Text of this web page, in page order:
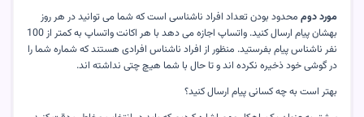
مورد دوم محدود بودن تعداد افراد ناشناسی است که شما می توانید در هر روز
بهشان پیام ارسال کنید. واتساپ اجازه می دهد با هر اکانت واتساپ به کمتر از 100
نفر ناشناس پیام بفرستید. منظور از افراد ناشناس افرادی هستند که شماره شما را
در گوشی خود ذخیره نکرده اند و تا حال با شما هیچ چتی نداشته اند.
بهتر است به چه کسانی پیام ارسال کنید؟